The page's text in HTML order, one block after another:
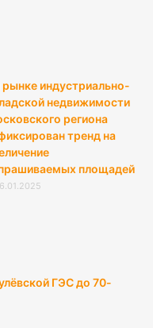
рынке индустриально-
недвижимости
региона
тренд на
площадей
ГЭС до 70-